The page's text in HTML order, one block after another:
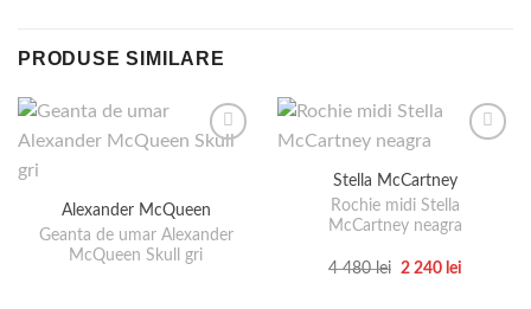
PRODUSE SIMILARE
Alexander McQueen
Geanta de umar Alexander
McQueen Skull gri
Stella McCartney
Rochie midi Stella
McCartney neagra
4 480lei
Prețul
2 240 lei